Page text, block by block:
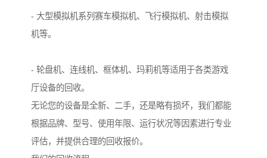
- 大型模拟机系列赛车模拟机、飞行模拟机、射击模拟
机等。
- 轮盘机、连线机、框体机、玛莉机等适用于各类游戏
厅设备的回收。
无论您的设备是全新、二手，还是略有损坏，我们都能
根据品牌、型号、使用年限、运行状况等因素进行专业
评估，并提供合理的回收报价。